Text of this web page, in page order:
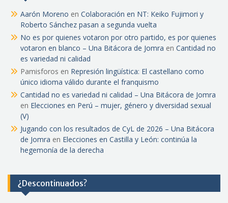
Aarón Moreno en Colaboración en NT: Keiko Fujimori y
Roberto Sánchez pasan a segunda vuelta
No es por quienes votaron por otro partido, es por quienes
votaron en blanco – Una Bitácora de Jomra en Cantidad no
es variedad ni calidad
Pamisforos en Represión lingüística: El castellano como
único idioma válido durante el franquismo
Cantidad no es variedad ni calidad – Una Bitácora de Jomra
en Elecciones en Perú – mujer, género y diversidad sexual
(V)
Jugando con los resultados de CyL de 2026 – Una Bitácora
de Jomra en Elecciones en Castilla y León: continúa la
hegemonía de la derecha
¿Descontinuados?